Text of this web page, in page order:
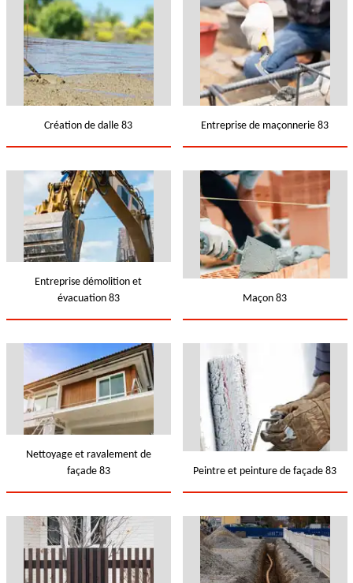
Création de dalle 83 Entreprise de maçonnerie 83
Entreprise démolition et
évacuation 83
Maçon 83
Nettoyage et ravalement de
façade 83
Peintre et peinture de façade 83